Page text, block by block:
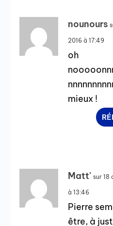
nounours
2016 à 17:49
oh
mieux !
Matt' sur 18
à 13:46
Pierre
être, à